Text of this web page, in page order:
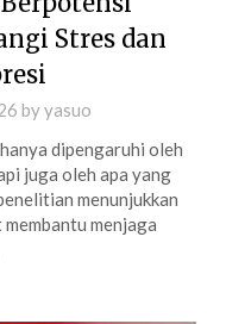
Stres dan
byyasuo
dipengaruhi oleh
juga oleh apa yang
menunjukkan
menjaga